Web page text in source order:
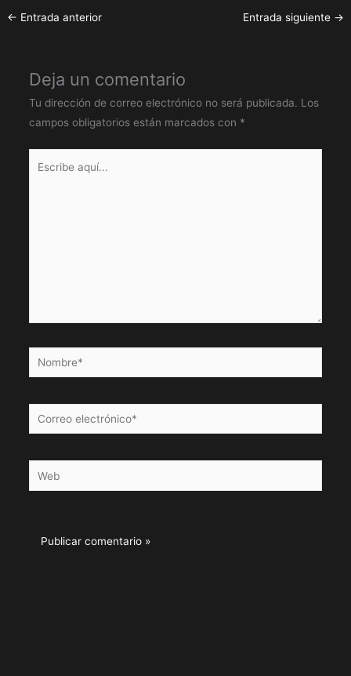
← Entrada anterior Entrada siguiente →
Deja un comentario
Tu dirección de correo electrónico no será publicada. Los
campos obligatorios están marcados con *
Nombre*
Correo
electrónico*
Web